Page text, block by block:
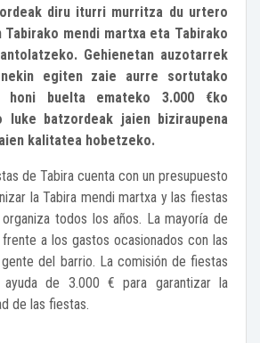
diru iturri murritza du urtero
mendi martxa eta Tabirako
Gehienetan auzotarrek
egiten zaie aurre sortutako
honi buelta emateko 3.000 €ko
luke batzordeak jaien biziraupena
kalitatea hobetzeko.
de Tabira cuenta con un presupuesto
la Tabira mendi martxa y las fiestas
todos los años. La mayoría de
a los gastos ocasionados con las
del barrio. La comisión de fiestas
de 3.000 € para garantizar la
de las fiestas.